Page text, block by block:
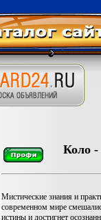
Коло -
Мистические знания и
современном мире
истины и достигнет